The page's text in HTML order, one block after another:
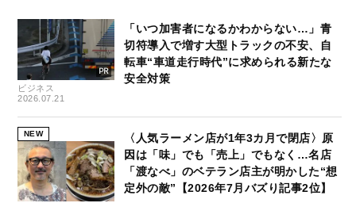
ビジネス
2026.07.21
「いつ加害者になるかわからない…」青
切符導入で増す大型トラックの不安、自
転車“車道走行時代”に求められる新たな
安全対策
NEW
〈人気ラーメン店が1年3カ月で閉店〉原
因は「味」でも「売上」でもなく…名店
「渡なべ」のベテラン店主が明かした“想
定外の敵”【2026年7月バズり記事2位】